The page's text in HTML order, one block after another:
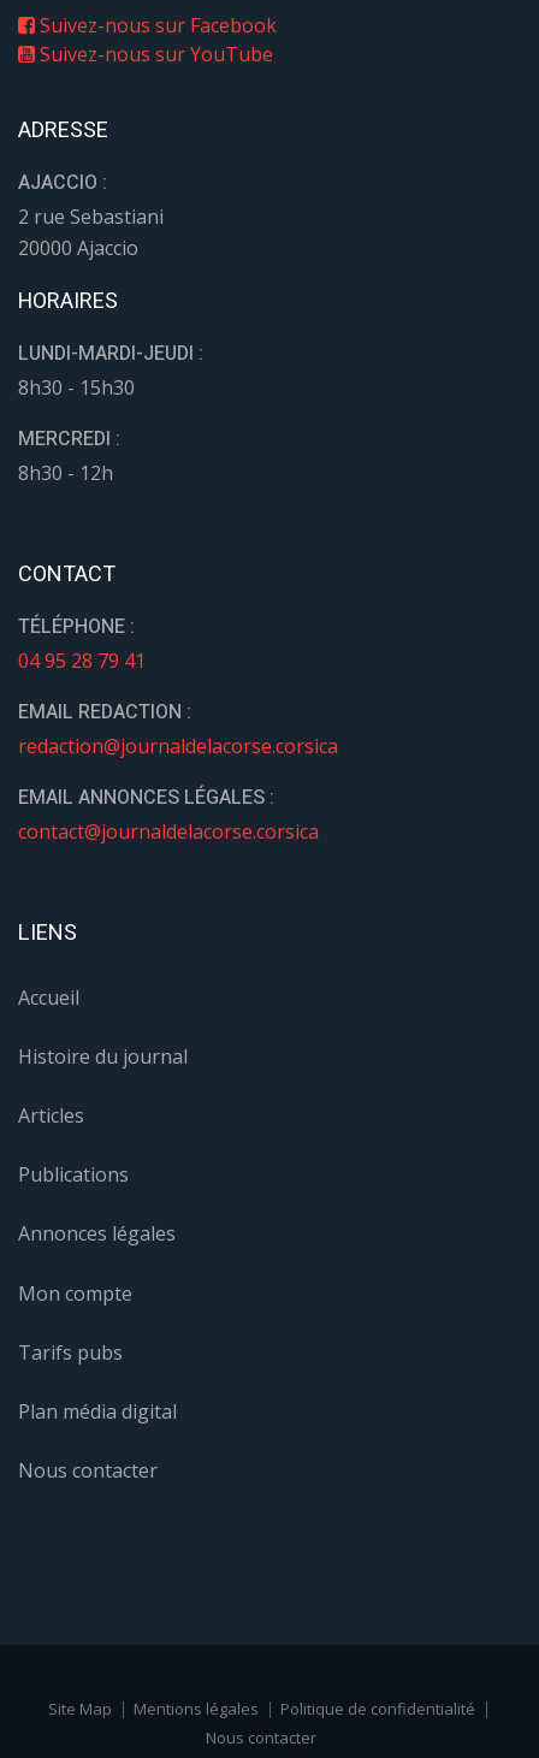
Suivez-nous sur Facebook
Suivez-nous sur YouTube
ADRESSE
AJACCIO :
2 rue Sebastiani
20000 Ajaccio
HORAIRES
LUNDI-MARDI-JEUDI :
8h30 - 15h30
MERCREDI :
8h30 - 12h
CONTACT
TÉLÉPHONE :
04 95 28 79 41
EMAIL REDACTION :
redaction@journaldelacorse.corsica
EMAIL ANNONCES LÉGALES :
contact@journaldelacorse.corsica
LIENS
Accueil
Histoire du journal
Articles
Publications
Annonces légales
Mon compte
Tarifs pubs
Plan média digital
Nous contacter
Site Map Mentions légales
Politique de confidentialité
Nous contacter